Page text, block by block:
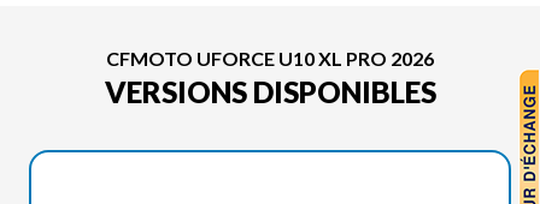
CFMOTO UFORCE U10 XL PRO 2026
VERSIONS DISPONIBLES